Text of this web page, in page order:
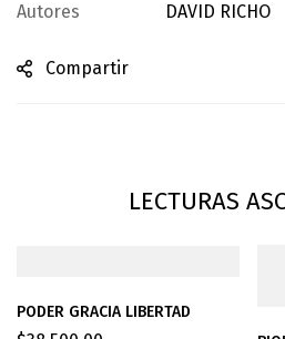
Autores
DAVID RICHO
Compartir
LECTURAS
PODER GRACIA LIBERTAD